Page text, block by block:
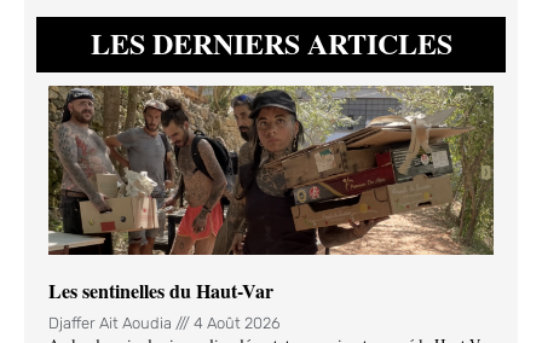
LES DERNIERS ARTICLES
Les sentinelles du Haut-Var
Djaffer Ait Aoudia 4 Août 2026